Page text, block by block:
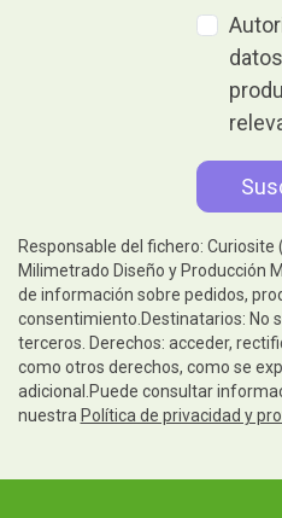
Responsable del fichero:
Milimetrado Diseño y Producción
de información sobre pedidos,
consentimiento.Destinatarios: No
terceros. Derechos: acceder,
como otros derechos, como se
adicional.Puede consultar
nuestra Política de privacidad y